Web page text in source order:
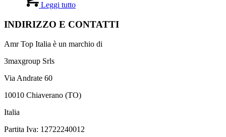
Leggi tutto
INDIRIZZO E CONTATTI
Amr Top Italia è un marchio di
3maxgroup Srls
Via Andrate 60
10010 Chiaverano (TO)
Italia
Partita Iva: 12722240012